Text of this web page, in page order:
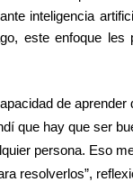
inteligencia
este enfoque les
de aprender
que hay que ser
persona. Eso
resolverlos”,